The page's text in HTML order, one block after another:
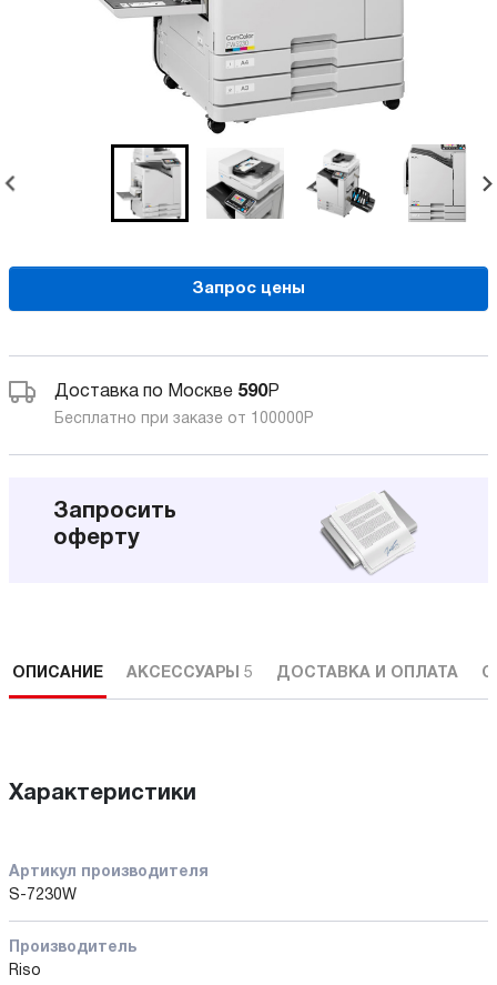
Запрос цены
Доставка по Москве 590Р
Бесплатно при заказе от 100000 Р
Запросить
оферту
ОПИСАНИЕ АКСЕССУАРЫ 5 ДОСТАВКА И ОПЛАТА
Характеристики
Артикул производителя
S-7230W
Производитель
Riso